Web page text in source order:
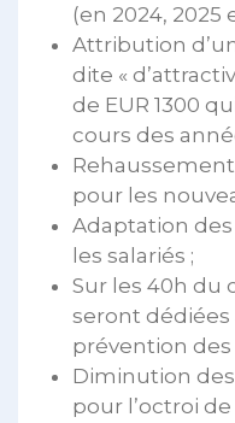
(en 2024, 2025
Attribution
dite «
de EUR 1300
cours des
pour les
Adaptation des
les salariés ;
Sur les 40h du
seront dédiées
prévention des
Diminution
pour l’octroi